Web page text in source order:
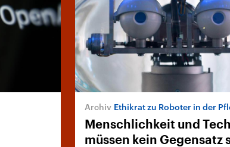
Ethikrat zu Roboter in der
Menschlichkeit und
müssen kein Gegensatz